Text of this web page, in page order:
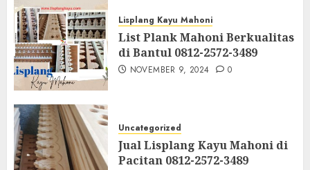
Lisplang Kayu Mahoni
List Plank Mahoni Berkualitas
di Bantul 0812-2572-3489
NOVEMBER 9, 2024 0
Uncategorized
Jual Lisplang Kayu Mahoni di
Pacitan 0812-2572-3489